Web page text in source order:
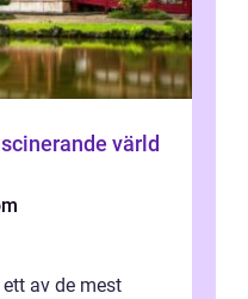
värld
av de mest